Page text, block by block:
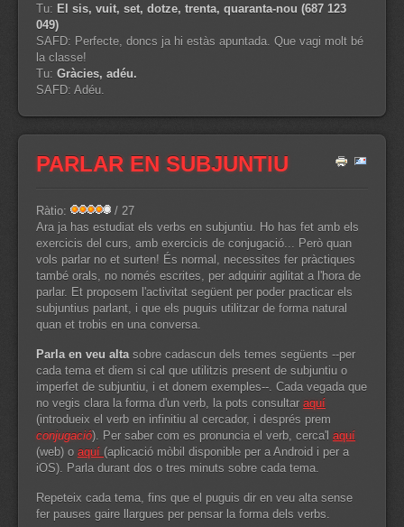
Tu: El sis, vuit, set, dotze, trenta, quaranta-nou (687 123
049)
SAFD: Perfecte, doncs ja hi estàs apuntada. Que vagi molt bé
la classe!
Tu: Gràcies, adéu.
SAFD: Adéu.
PARLAR EN SUBJUNTIU
Ràtio:
/ 27
Ara ja has estudiat els verbs en subjuntiu. Ho has fet amb els
exercicis del curs, amb exercicis de conjugació... Però quan
vols parlar no et surten! És normal, necessites fer pràctiques
també orals, no només escrites, per adquirir agilitat a l'hora de
parlar. Et proposem l'activitat següent per poder practicar els
subjuntius parlant, i que els puguis utilitzar de forma natural
quan et trobis en una conversa.
Parla en veu altasobre cadascun dels temes següents --per
cada tema et diem si cal que utilitzis present de subjuntiu o
imperfet de subjuntiu, i et donem exemples--. Cada vegada que
no vegis clara la forma d'un verb, la pots consultar aquí
(introdueix el verb en infinitiu al cercador, i després prem
conjugació). Per saber com es pronuncia el verb, cerca'l aquí
(web) o aquí (aplicació mòbil disponible per a Android i per a
iOS). Parla durant dos o tres minuts sobre cada tema.
Repeteix cada tema, fins que el puguis dir en veu alta sense
fer pauses gaire llargues per pensar la forma dels verbs.